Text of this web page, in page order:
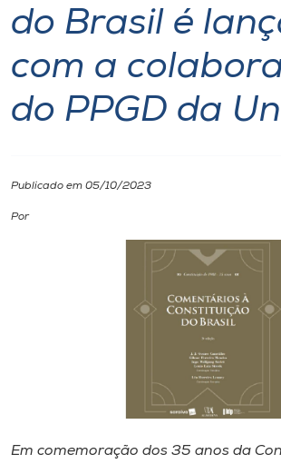
Portal de Ensino
Unoesc
I.nova
do Brasil é
com a
do PPGD da
Publicado em 05/10/2023
Por
Em comemoração dos 35 anos da